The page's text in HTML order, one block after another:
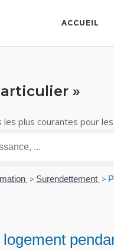
ACCUEIL
»
plus courantes pour
> Surendettement >